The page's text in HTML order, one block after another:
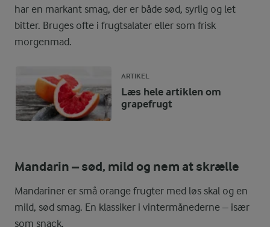
har en markant smag, der er både sød, syrlig og let
bitter. Bruges ofte i frugtsalater eller som frisk
morgenmad.
ARTIKEL
Læs hele artiklen om
grapefrugt
Mandarin – sød, mild og nem at skrælle
Mandariner er små orange frugter med løs skal og en
mild, sød smag. En klassiker i vintermånederne – især
som snack.